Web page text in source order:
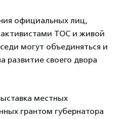
официальных лиц,
ТОС и живой
могут объединяться и
развитие своего двора
местных
грантом губернатора